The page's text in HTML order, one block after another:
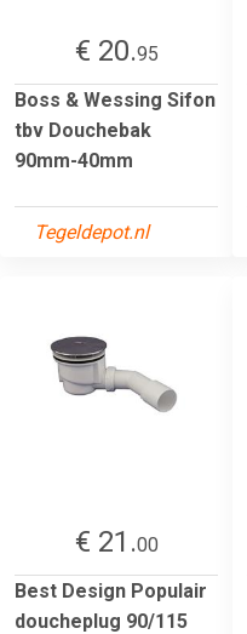
€ 20.95
Boss & Wessing Sifon
tbv Douchebak
90mm-40mm
Tegeldepot.nl
€ 21.00
Best Design Populair
doucheplug 90/115